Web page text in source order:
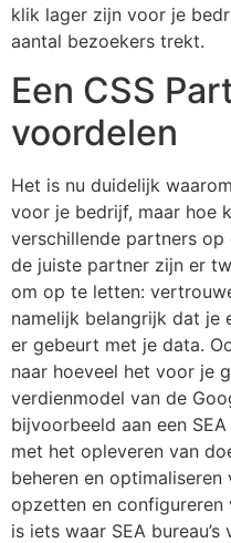
klik lager zijn voor je
aantal bezoekers trekt.
Een CSS
voordelen
Het is nu duidelijk
voor je bedrijf, maar hoe
verschillende partners
de juiste partner zijn er
om op te letten:
namelijk belangrijk dat je
er gebeurt met je data.
naar hoeveel het voor je
verdienmodel van de
bijvoorbeeld aan een
met het opleveren van
beheren en optimaliseren
opzetten en configureren
is iets waar SEA